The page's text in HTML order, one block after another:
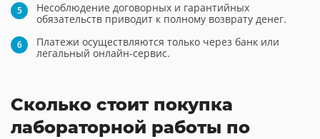
Несоблюдение договорных и гарантийных
обязательств приводит к полному возврату денег.
Платежи осуществляются только через банк или
легальный онлайн-сервис.
Сколько стоит покупка
лабораторной работы по